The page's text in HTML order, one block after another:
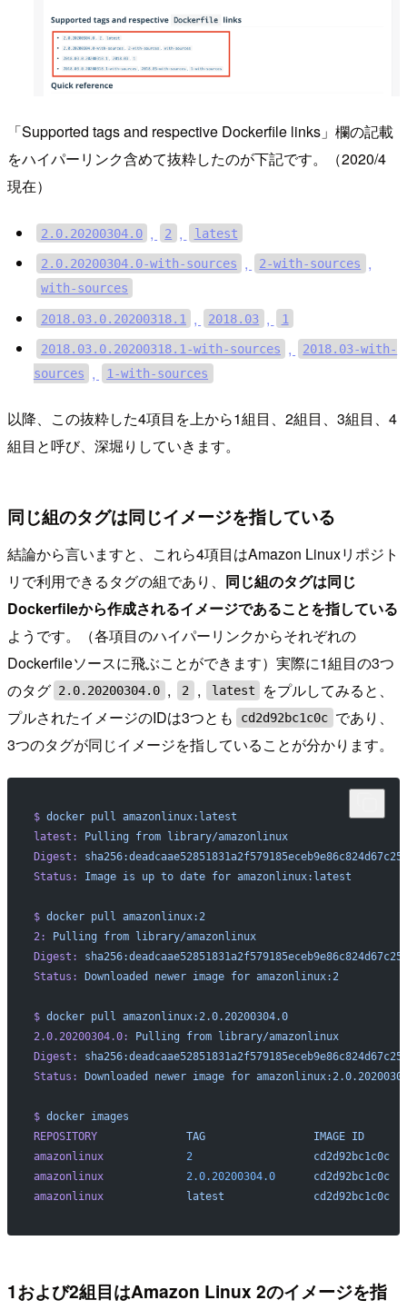
「Supported tags and respective Dockerfile links」欄の記載
をハイパーリンク含めて抜粋したのが下記です。（2020/4
現在）
2.0.20200304.0 , 2 , latest
2.0.20200304.0-with-sources , 2-with-sources ,
with-sources
2018.03.0.20200318.1 , 2018.03 , 1
2018.03.0.20200318.1-with-sources ,
2018.03-with-
sources
, 1-with-sources
以降、この抜粋した4項目を上から1組目、2組目、3組目、4
組目と呼び、深堀りしていきます。
同じ組のタグは同じイメージを指している
結論から言いますと、これら4項目はAmazon Linuxリポジト
リで利用できるタグの組であり、 同じ組のタグは同じ
Dockerfileから作成されるイメージであることを指している
ようです。（各項目のハイパーリンクからそれぞれの
Dockerfileソースに飛ぶことができます）実際に1組目の3つ
のタグ 2.0.20200304.0 , 2 , latest
をプルしてみると、
プルされたイメージのIDは3つとも
cd2d92bc1c0c であり、
3つのタグが同じイメージを指していることが分かります。
$ docker pull amazonlinux:latest
latest:
Pulling from library/amazonlinux
Digest:
Status:
Image is up to date for amazonlinux:latest
$ docker pull amazonlinux:2
2:
Pulling from library/amazonlinux
Digest:
Status:
Downloaded newer image for amazonlinux:2
$ docker pull amazonlinux:2.0.20200304.0
2.0.20200304.0:
Pulling from library/amazonlinux
Digest:
Status:
Downloaded newer image for
$ docker images
REPOSITORY
              TAG
                 IMAGE
ID
amazonlinux
             2
                   cd2d92bc1c0c
amazonlinux
             2.0.20200304.0
      cd2d92bc1c0c
amazonlinux
             latest
              cd2d92bc1c0c
1および2組目はAmazon Linux 2のイメージを指